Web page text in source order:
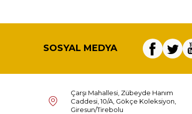
SOSYAL MEDYA
Çarşı Mahallesi, Zübeyde Hanım
Caddesi, 10/A, Gökçe Koleksiyon,
Giresun/Tirebolu